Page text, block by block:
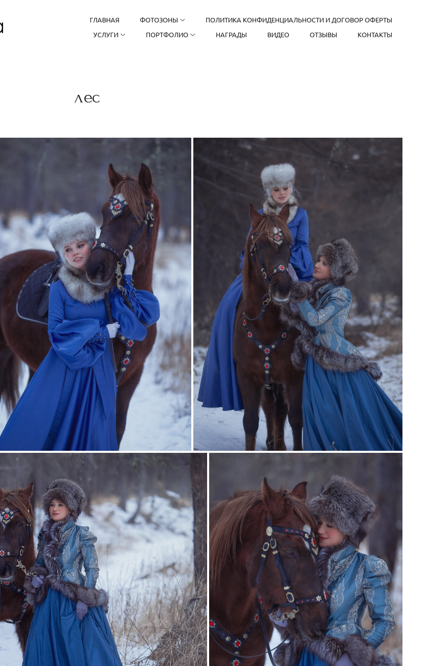
ГЛАВНАЯ ФОТОЗОНЫ
ПОЛИТИКА КОНФИДЕНЦИАЛЬНОСТИ И ДОГОВОР ОФЕРТЫ
УСЛУГИ
ПОРТФОЛИО НАГРАДЫ ВИДЕО ОТЗЫВЫ КОНТАКТЫ
лес